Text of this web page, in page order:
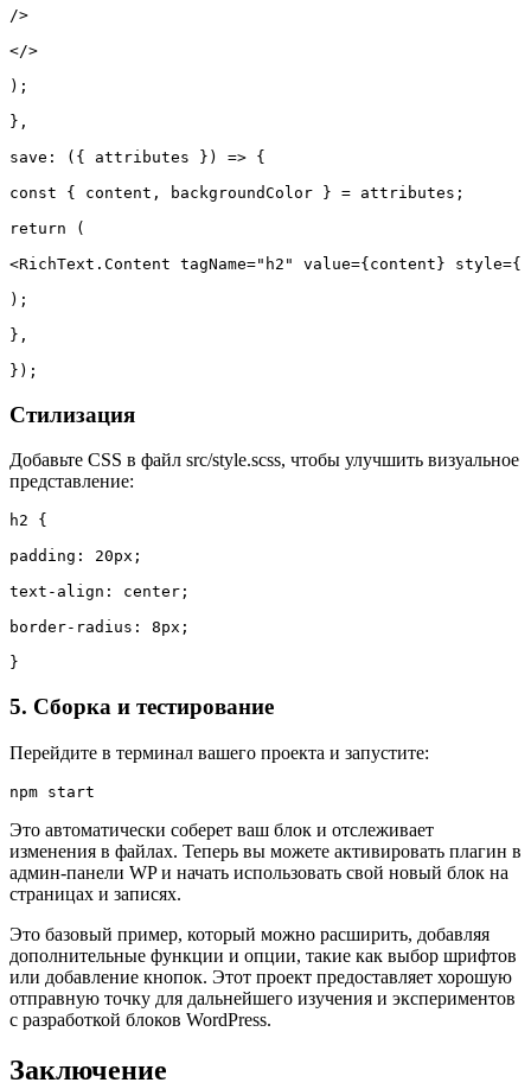
/>
</>
);
},
save: ({ attributes }) => {
const { content, backgroundColor } = attributes;
return (
<RichText.Content tagName="h2" value={content}
);
},
});
Стилизация
Добавьте CSS в файл src/style.scss, чтобы улучшить визуальное
представление:
h2 {
padding: 20px;
text-align: center;
border-radius: 8px;
}
5. Сборка и тестирование
Перейдите в терминал вашего проекта и запустите:
npm start
Это автоматически соберет ваш блок и отслеживает
изменения в файлах. Теперь вы можете активировать плагин в
админ-панели WP и начать использовать свой новый блок на
страницах и записях.
Это базовый пример, который можно расширить, добавляя
дополнительные функции и опции, такие как выбор шрифтов
или добавление кнопок. Этот проект предоставляет хорошую
отправную точку для дальнейшего изучения и экспериментов
с разработкой блоков WordPress.
Заключение